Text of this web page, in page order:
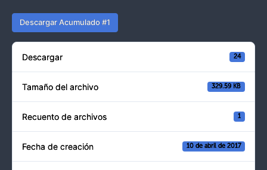
Descargar Acumulado #1
Descargar 24
Tamaño del archivo 329.59 KB
Recuento de archivos 1
Fecha de creación 10 de abril de 2017